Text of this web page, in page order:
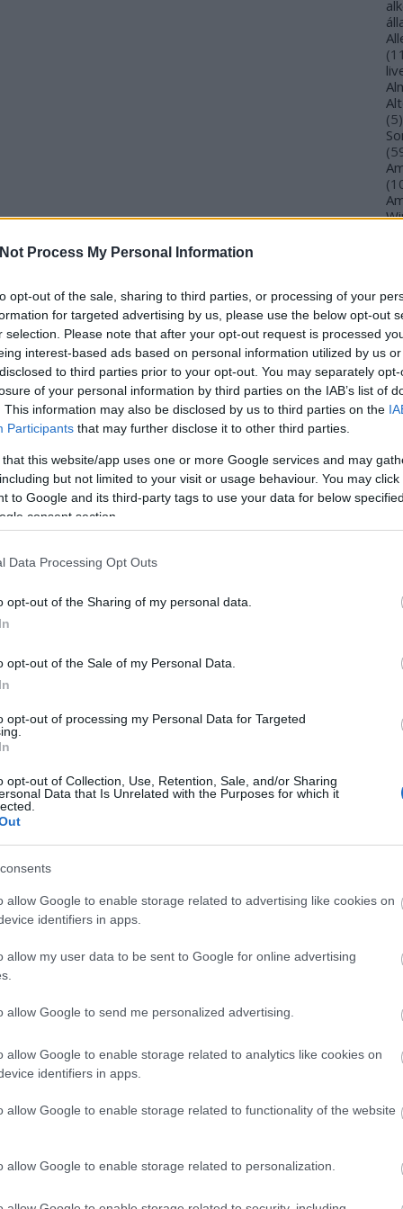
Process My Personal Information
opt-out of the sale, sharing to third parties, or processing of your
for targeted advertising by us, please use the below opt-out
selection. Please note that after your opt-out request is processed
interest-based ads based on personal information utilized by us
to third parties prior to your opt-out. You may separately
of your personal information by third parties on the IAB’s list of
This information may also be disclosed by us to third parties on the
Participants that may further disclose it to other third parties.
that this website/app uses one or more Google services and may
but not limited to your visit or usage behaviour. You may
to Google and its third-party tags to use your data for below
consent section.
Data Processing Opt Outs
opt-out of the Sharing of my personal data.
opt-out of the Sale of my Personal Data.
opt-out of processing my Personal Data for Targeted
opt-out of Collection, Use, Retention, Sale, and/or Sharing
Data that Is Unrelated with the Purposes for which it
allow Google to enable storage related to advertising like cookies on
identifiers in apps.
allow my user data to be sent to Google for online advertising
allow Google to send me personalized advertising.
allow Google to enable storage related to analytics like cookies on
identifiers in apps.
allow Google to enable storage related to functionality of the website
allow Google to enable storage related to personalization.
Tetszik
komment
Jennifer Gervais
a lemez megjelenése a
újdonsült együttesének, a Her Chariot Awaits-
volna meg a boltok polcait, ám a világot sújtó
a megjelentetést.
a rajongókkal: a csapat nevét viselő korong a
kapható.
(11
(5)
(
(
)